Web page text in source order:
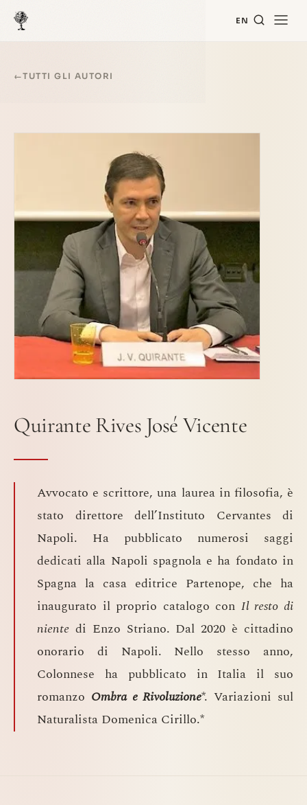
EN
←TUTTI GLI AUTORI
Quirante Rives José Vicente
Avvocato e scrittore, una laurea in filosofia, è
stato direttore dell’Instituto Cervantes di
Napoli. Ha pubblicato numerosi saggi
dedicati alla Napoli spagnola e ha fondato in
Spagna la casa editrice Partenope, che ha
inaugurato il proprio catalogo con Il resto di
niente di Enzo Striano. Dal 2020 è cittadino
onorario di Napoli. Nello stesso anno,
Colonnese ha pubblicato in Italia il suo
romanzo Ombra e Rivoluzione*. Variazioni sul
Naturalista Domenica Cirillo.*